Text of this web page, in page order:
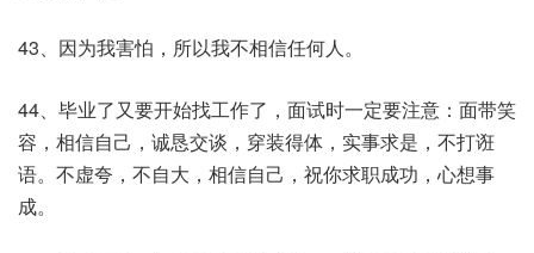
43、因为我害怕，所以我不相信任何人。
44、毕业了又要开始找工作了，面试时一定要注意：面带笑
容，相信自己，诚恳交谈，穿装得体，实事求是，不打诳
语。不虚夸，不自大，相信自己，祝你求职成功，心想事
成。